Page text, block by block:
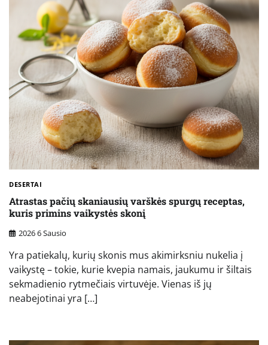
DESERTAI
Atrastas pačių skaniausių varškės spurgų receptas,
kuris primins vaikystės skonį
2026 6 Sausio
Yra patiekalų, kurių skonis mus akimirksniu nukelia į
vaikystę – tokie, kurie kvepia namais, jaukumu ir šiltais
sekmadienio rytmečiais virtuvėje. Vienas iš jų
neabejotinai yra […]